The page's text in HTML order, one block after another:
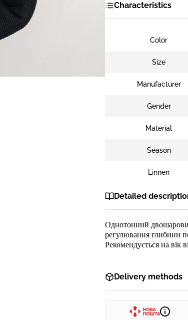
Characteristics
Color
Size
Manufacturer
Gender
Material
Season
Linnen
Detailed
Однотонний
регулювання глибини
Рекомендується на вік
Delivery methods